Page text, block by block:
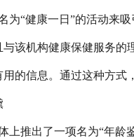
为“健康一日”的活动来
该机构健康保健服务
的信息。通过这种方式
上推出了一项名为“年龄